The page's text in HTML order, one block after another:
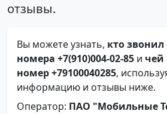
отзывы.
Вы можете узнать, кто звонил
номера +7(910)004-02-85 и чей
номер +79100040285,
информацию и отзывы ниже.
Оператор: ПАО "Мобильные